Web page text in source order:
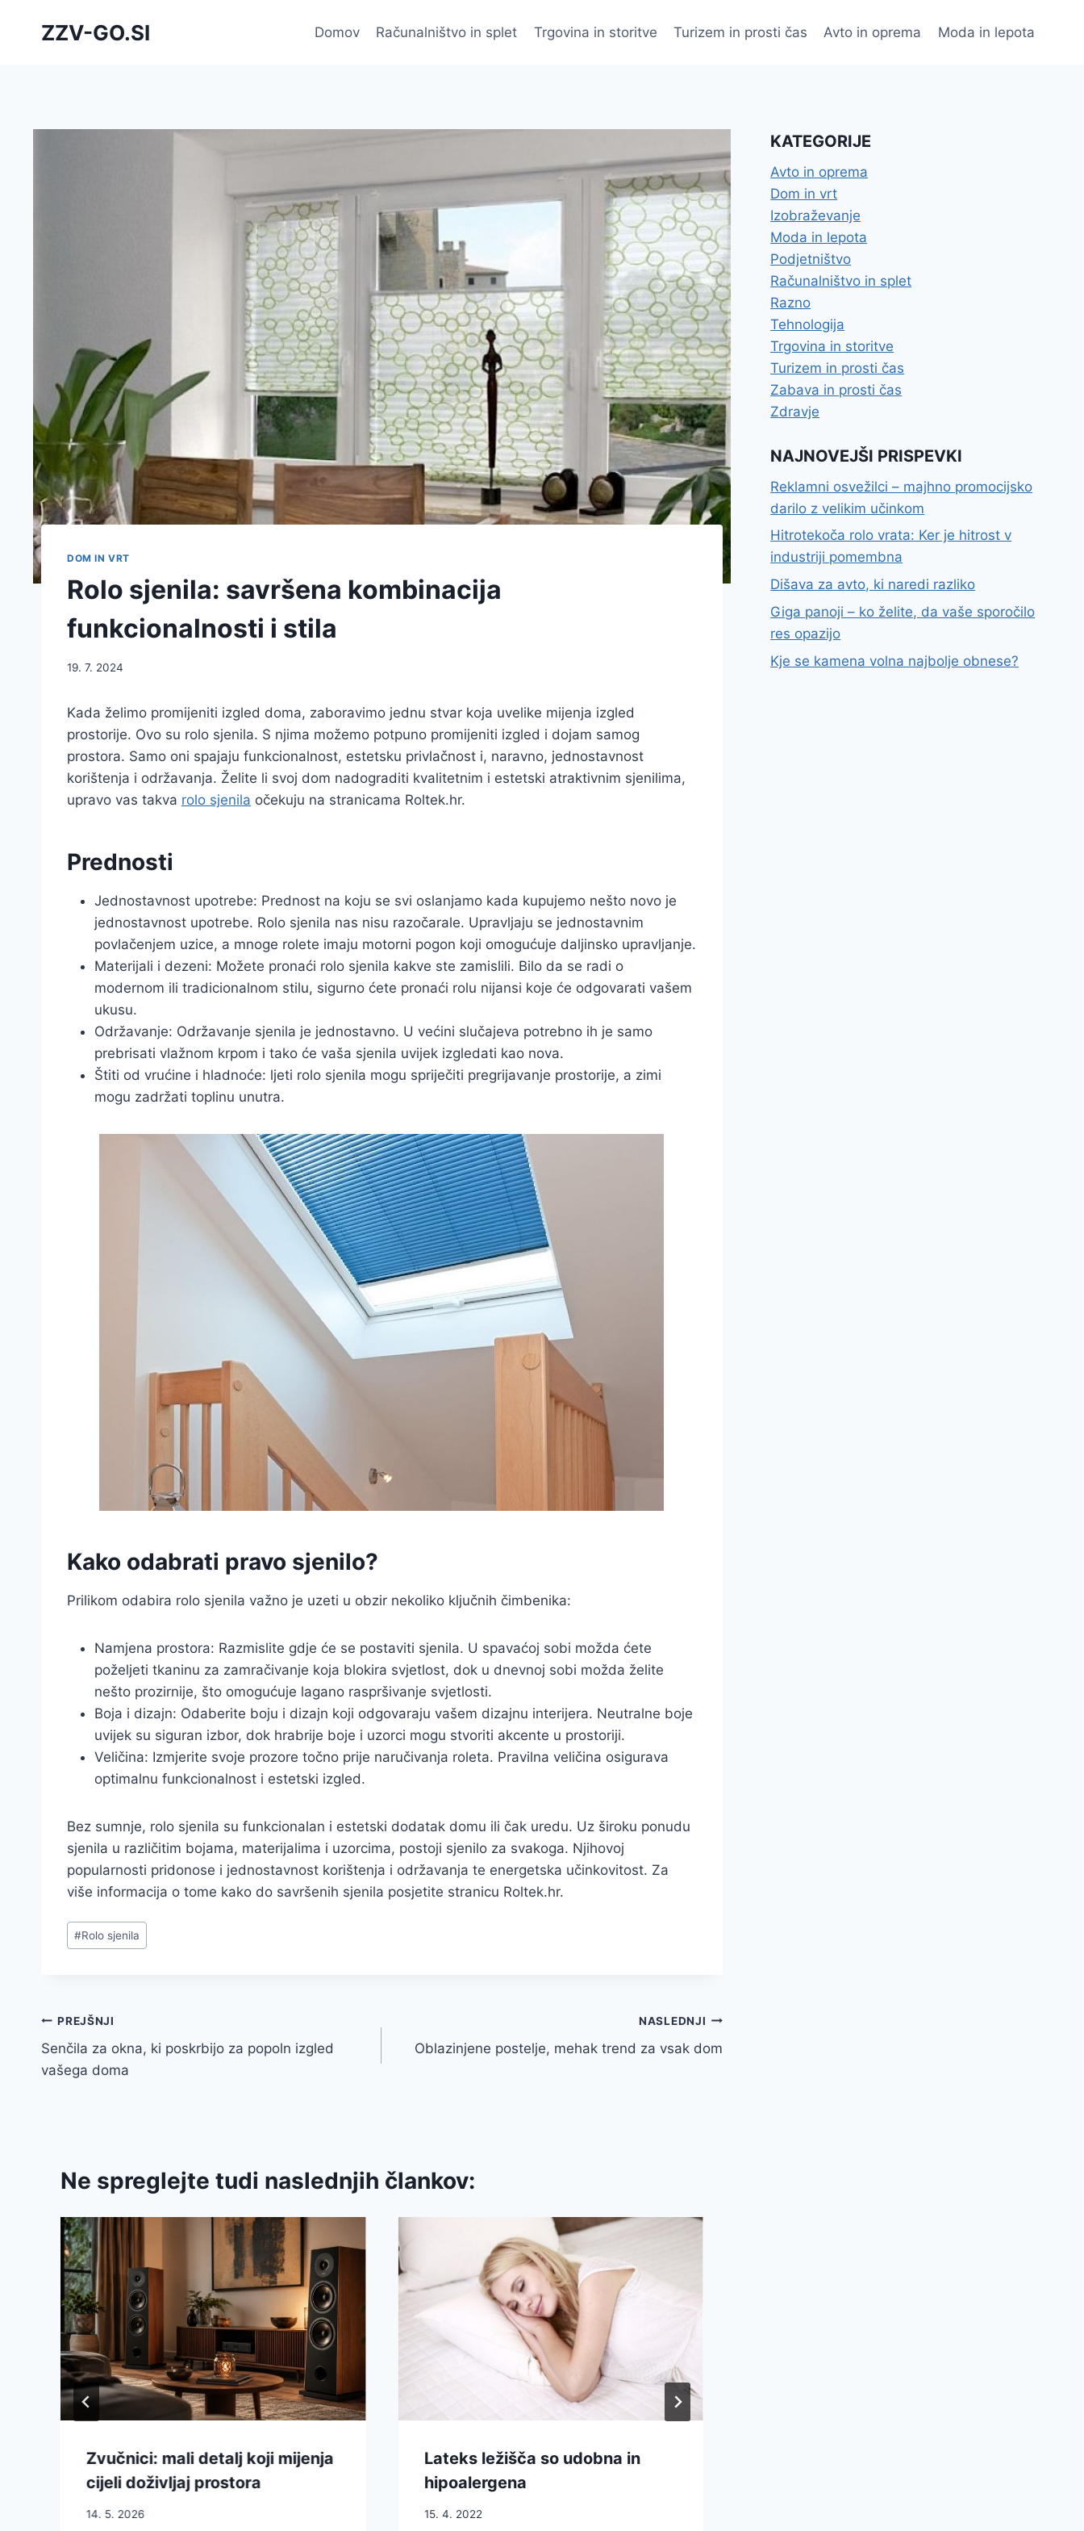
ZZV-GO.SI Domov Računalništvo in splet Trgovina in storitve Turizem in prosti čas Avto in oprema Moda in lepota
DOM IN VRT
Rolo sjenila: savršena kombinacija
funkcionalnosti i stila
19. 7. 2024
Kada želimo promijeniti izgled doma, zaboravimo jednu stvar koja uvelike mijenja izgled
prostorije. Ovo su rolo sjenila. S njima možemo potpuno promijeniti izgled i dojam samog
prostora. Samo oni spajaju funkcionalnost, estetsku privlačnost i, naravno, jednostavnost
korištenja i održavanja. Želite li svoj dom nadograditi kvalitetnim i estetski atraktivnim sjenilima,
upravo vas takva rolo sjenila očekuju na stranicama Roltek.hr.
Prednosti
Jednostavnost upotrebe: Prednost na koju se svi oslanjamo kada kupujemo nešto novo je
jednostavnost upotrebe. Rolo sjenila nas nisu razočarale. Upravljaju se jednostavnim
povlačenjem uzice, a mnoge rolete imaju motorni pogon koji omogućuje daljinsko upravljanje.
Materijali i dezeni: Možete pronaći rolo sjenila kakve ste zamislili. Bilo da se radi o
modernom ili tradicionalnom stilu, sigurno ćete pronaći rolu nijansi koje će odgovarati vašem
ukusu.
Održavanje: Održavanje sjenila je jednostavno. U većini slučajeva potrebno ih je samo
prebrisati vlažnom krpom i tako će vaša sjenila uvijek izgledati kao nova.
Štiti od vrućine i hladnoće: ljeti rolo sjenila mogu spriječiti pregrijavanje prostorije, a zimi
mogu zadržati toplinu unutra.
Kako odabrati pravo sjenilo?
Prilikom odabira rolo sjenila važno je uzeti u obzir nekoliko ključnih čimbenika:
Namjena prostora: Razmislite gdje će se postaviti sjenila. U spavaćoj sobi možda ćete
poželjeti tkaninu za zamračivanje koja blokira svjetlost, dok u dnevnoj sobi možda želite
nešto prozirnije, što omogućuje lagano raspršivanje svjetlosti.
Boja i dizajn: Odaberite boju i dizajn koji odgovaraju vašem dizajnu interijera. Neutralne boje
uvijek su siguran izbor, dok hrabrije boje i uzorci mogu stvoriti akcente u prostoriji.
Veličina: Izmjerite svoje prozore točno prije naručivanja roleta. Pravilna veličina osigurava
optimalnu funkcionalnost i estetski izgled.
Bez sumnje, rolo sjenila su funkcionalan i estetski dodatak domu ili čak uredu. Uz široku ponudu
sjenila u različitim bojama, materijalima i uzorcima, postoji sjenilo za svakoga. Njihovoj
popularnosti pridonose i jednostavnost korištenja i održavanja te energetska učinkovitost. Za
više informacija o tome kako do savršenih sjenila posjetite stranicu Roltek.hr.
Post
Tags:
#Rolo sjenila
Navigacija
prispevka
PREJŠNJI
Senčila za okna, ki poskrbijo za popoln izgled
vašega doma
NASLEDNJI
Oblazinjene postelje, mehak trend za vsak dom
Ne spreglejte tudi naslednjih člankov:
Zvučnici: mali detalj koji mijenja
cijeli doživljaj prostora
14. 5. 2026
Lateks ležišča so udobna in
hipoalergena
15. 4. 2022
KATEGORIJE
Avto in oprema
Dom in vrt
Izobraževanje
Moda in lepota
Podjetništvo
Računalništvo in splet
Razno
Tehnologija
Trgovina in storitve
Turizem in prosti čas
Zabava in prosti čas
Zdravje
NAJNOVEJŠI PRISPEVKI
Reklamni osvežilci – majhno promocijsko
darilo z velikim učinkom
Hitrotekoča rolo vrata: Ker je hitrost v
industriji pomembna
Dišava za avto, ki naredi razliko
Giga panoji – ko želite, da vaše sporočilo
res opazijo
Kje se kamena volna najbolje obnese?